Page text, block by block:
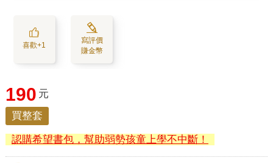
喜歡+1
寫評價
賺金幣
190 元
買整套
認購希望書包，幫助弱勢孩童上學不中斷！